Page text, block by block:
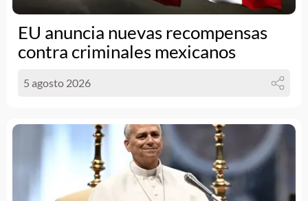
EU anuncia nuevas recompensas
contra criminales mexicanos
5 agosto 2026